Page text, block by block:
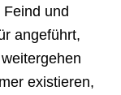
und
angeführt,
existieren,